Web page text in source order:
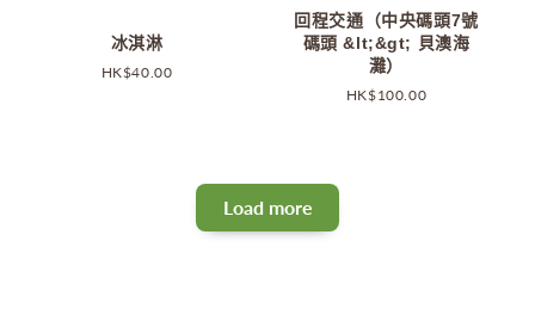
冰淇淋
原
HK$40.00
回程交通（中央碼頭7號
碼頭 &lt;&gt; 貝澳海
灘）
原
HK$100.00
Load more